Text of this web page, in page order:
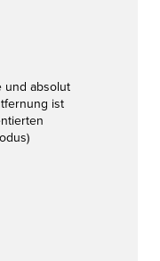
Produktübersicht
und absolut
ist